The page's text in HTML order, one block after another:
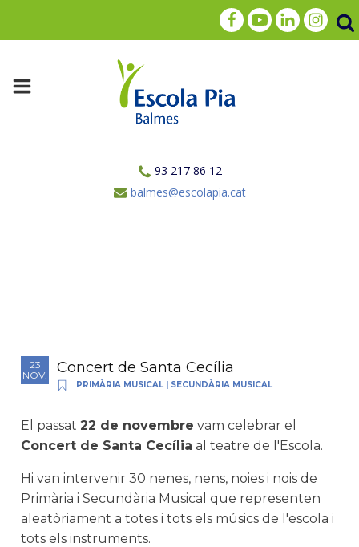
93 217 86 12
balmes@escolapia.cat
23
NOV.
Concert de Santa Cecília
PRIMÀRIA MUSICAL | SECUNDÀRIA MUSICAL
El passat 22 de novembre vam celebrar el
Concert de Santa Cecília al teatre de l'Escola.
Hi van intervenir 30 nenes, nens, noies i nois de
Primària i Secundària Musical que representen
aleatòriament a totes i tots els músics de l'escola i
tots els instruments.